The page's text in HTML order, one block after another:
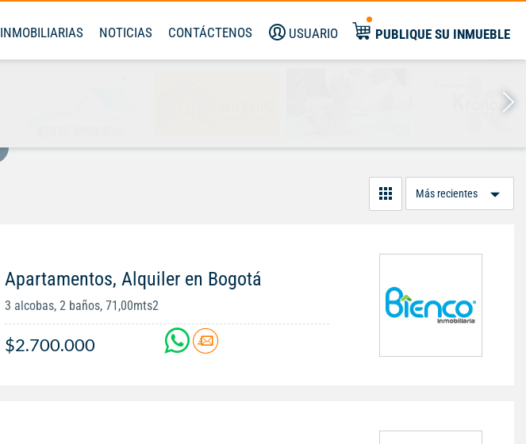
INMOBILIARIAS NOTICIAS CONTÁCTENOS USUARIO PUBLIQUE SU INMUEBLE
Apartamentos, Alquiler en Bogotá
3 alcobas, 2 baños, 71,00mts2
$2.700.000